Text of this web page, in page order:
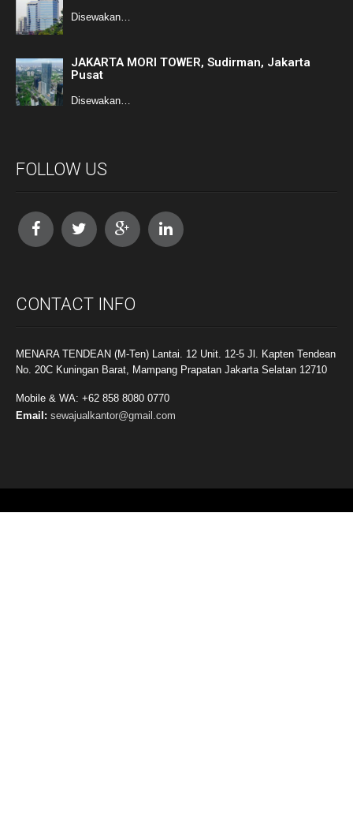
Disewakan…
JAKARTA MORI TOWER, Sudirman, Jakarta
Pusat
Disewakan…
FOLLOW US
CONTACT INFO
MENARA TENDEAN (M-Ten) Lantai. 12 Unit. 12-5 Jl. Kapten Tendean
No. 20C Kuningan Barat, Mampang Prapatan Jakarta Selatan 12710
Mobile & WA: +62 858 8080 0770
Email: sewajualkantor@gmail.com